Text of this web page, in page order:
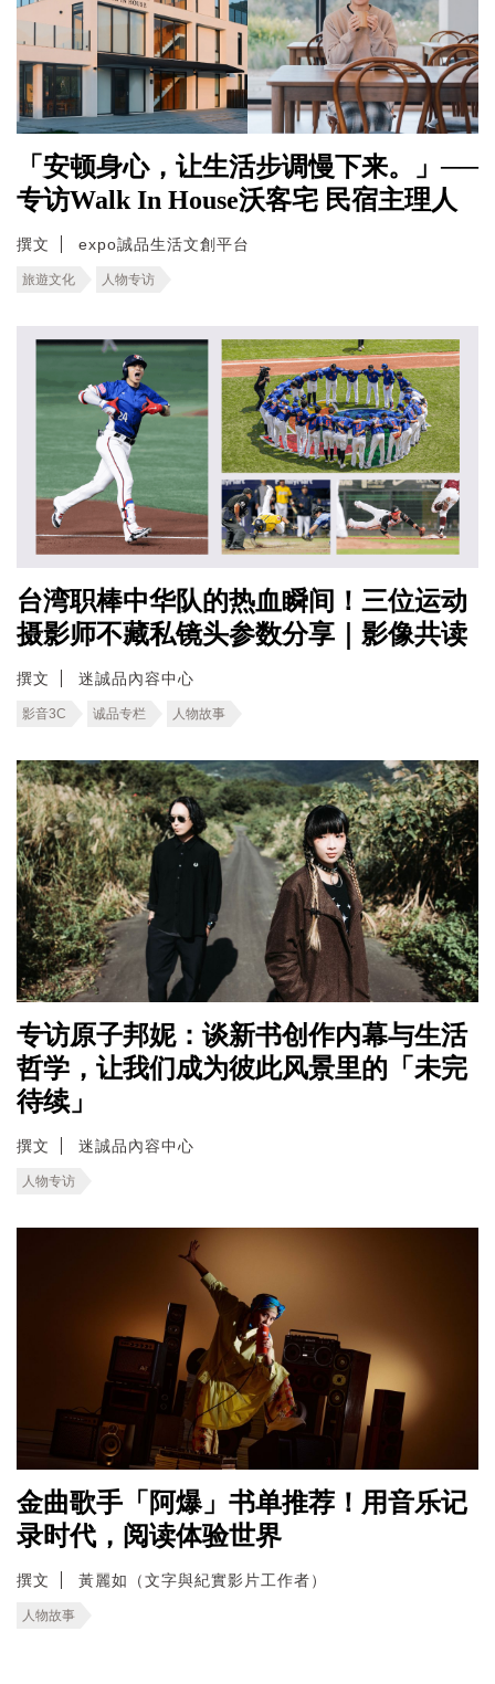
「安顿身心，让生活步调慢下来。」──
专访Walk In House沃客宅 民宿主理人
撰文 expo誠品生活文創平台
旅遊文化 人物专访
台湾职棒中华队的热血瞬间！三位运动
摄影师不藏私镜头参数分享｜影像共读
撰文 迷誠品內容中心
影音3C 诚品专栏 人物故事
专访原子邦妮：谈新书创作内幕与生活
哲学，让我们成为彼此风景里的「未完
待续」
撰文 迷誠品內容中心
人物专访
金曲歌手「阿爆」书单推荐！用音乐记
录时代，阅读体验世界
撰文 黃麗如（文字與紀實影片工作者）
人物故事